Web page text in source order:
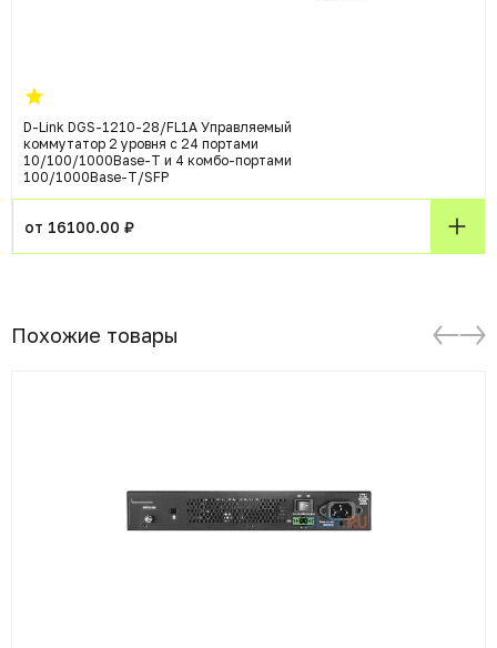
D-Link DGS-1210-28/FL1A Управляемый
коммутатор 2 уровня с 24 портами
10/100/1000Base-T и 4 комбо-портами
100/1000Base-T/SFP
от 16100.00 ₽
Похожие товары